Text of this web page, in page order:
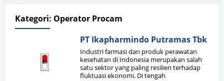
Kategori: Operator Procam
PT Ikapharmindo Putramas Tbk
Industri farmasi dan produk perawatan
kesehatan di Indonesia merupakan salah
satu sektor yang paling resilien terhadap
fluktuasi ekonomi. Di tengah